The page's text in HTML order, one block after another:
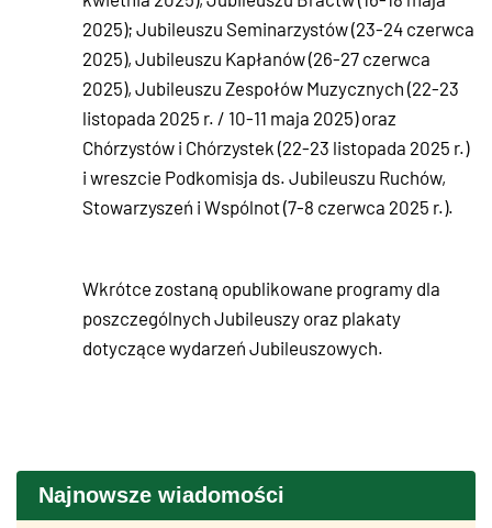
2025); Jubileuszu Seminarzystów (23-24 czerwca
2025), Jubileuszu Kapłanów (26-27 czerwca
2025), Jubileuszu Zespołów Muzycznych (22-23
listopada 2025 r. / 10-11 maja 2025) oraz
Chórzystów i Chórzystek (22-23 listopada 2025 r.)
i wreszcie Podkomisja ds. Jubileuszu Ruchów,
Stowarzyszeń i Wspólnot (7-8 czerwca 2025 r.).
Wkrótce zostaną opublikowane programy dla
poszczególnych Jubileuszy oraz plakaty
dotyczące wydarzeń Jubileuszowych.
Najnowsze wiadomości